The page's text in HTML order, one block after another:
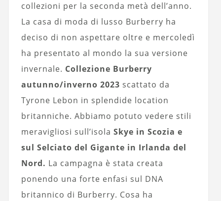
collezioni per la seconda metà dell’anno.
La casa di moda di lusso Burberry ha
deciso di non aspettare oltre e mercoledì
ha presentato al mondo la sua versione
invernale. Collezione Burberry
autunno/inverno 2023 scattato da
Tyrone Lebon in splendide location
britanniche. Abbiamo potuto vedere stili
meravigliosi sull’isola Skye in Scozia e
sul Selciato del Gigante in Irlanda del
Nord. La campagna è stata creata
ponendo una forte enfasi sul DNA
britannico di Burberry. Cosa ha